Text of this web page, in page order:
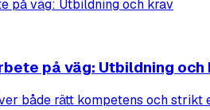
på väg: Utbildning och
både rätt kompetens och